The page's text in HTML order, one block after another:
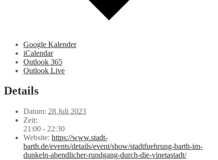
Google Kalender
iCalendar
Outlook 365
Outlook Live
Details
Datum: 28 Juli 2023
Zeit:
21:00 - 22:30
Website: https://www.stadt-
barth.de/events/details/event/show/stadtfuehrung-barth-im-
dunkeln-abendlicher-rundgang-durch-die-vinetastadt/